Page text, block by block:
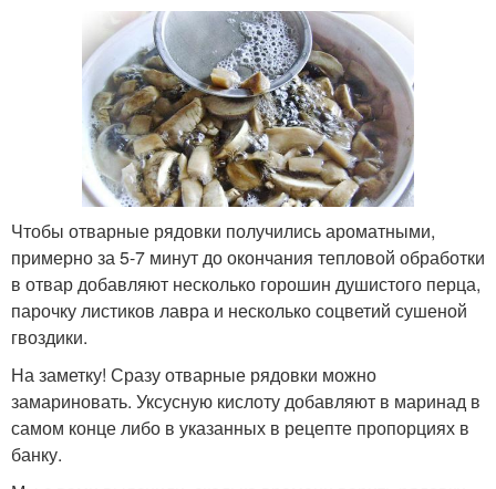
Чтобы отварные рядовки получились ароматными,
примерно за 5-7 минут до окончания тепловой обработки
в отвар добавляют несколько горошин душистого перца,
парочку листиков лавра и несколько соцветий сушеной
гвоздики.
На заметку! Сразу отварные рядовки можно
замариновать. Уксусную кислоту добавляют в маринад в
самом конце либо в указанных в рецепте пропорциях в
банку.